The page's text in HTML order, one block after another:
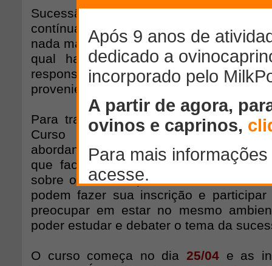
Sucessão não é sinônimo de herança,
contínua de modernização do negócio
nada mais natural do que planejar e
qual haverá uma transferência do
responsável para um dos possíveis
proveniente de dentro ou fora da família.
Para tratar deste assunto, a Agripoint
Curso OnlineSucessão familiar
abordando os principais aspectos,
que facilitam esse processo. Uma
sobre o curso é que os membros de
podem fazer sua inscrição e
preocupar em estar no mesmo
poder estudar e debater o tema da
O curso começa no dia 25/04 e as